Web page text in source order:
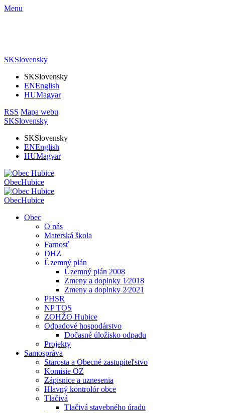
Menu
SKSlovensky
SKSlovensky
ENEnglish
HUMagyar
RSS Mapa webu
SKSlovensky
SKSlovensky
ENEnglish
HUMagyar
ObecHubice
ObecHubice
Obec
O nás
Materská škola
Farnosť
DHZ
Územný plán
Územný plán 2008
Zmeny a doplnky 1⁄2018
Zmeny a doplnky 2⁄2021
PHSR
NP TOS
ZOHŽO Hubice
Odpadové hospodárstvo
Dočasné úložisko odpadu
Projekty
Samospráva
Starosta a Obecné zastupiteľstvo
Komisie OZ
Zápisnice a uznesenia
Hlavný kontrolór obce
Tlačivá
Tlačivá stavebného úradu